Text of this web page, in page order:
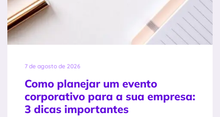
7 de agosto de 2026
Como planejar um evento
corporativo para a sua empresa:
3 dicas importantes